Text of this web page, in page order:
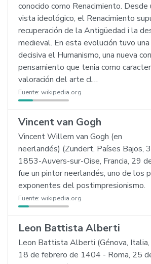
conocido como Renacimiento. Desde
vista ideológico, el Renacimiento
recuperación de la Antigüedad i la
medieval. En esta evolución tuvo una
decisiva el Humanismo, una nueva
pensamiento que tenia como
valoración del arte cl…
Fuente: wikipedia.org
Vincent van Gogh
Vincent Willem van Gogh (en
neerlandés) (Zundert, Países Bajos,
1853-Auvers-sur-Oise, Francia, 29
fue un pintor neerlandés, uno de los
exponentes del postimpresionismo.
Fuente: wikipedia.org
Leon Battista Alberti
Leon Battista Alberti (Génova, Italia,
18 de febrero de 1404 - Roma, 25